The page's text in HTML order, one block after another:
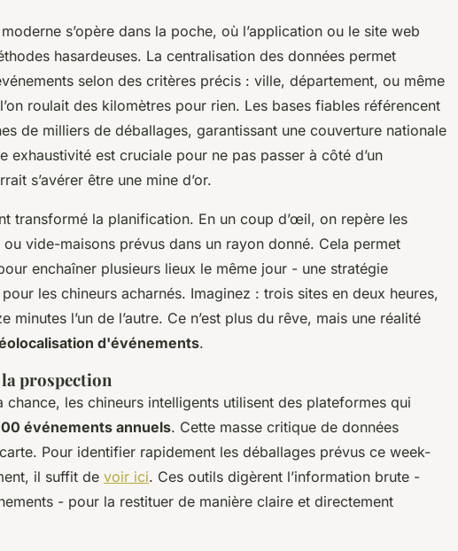
s’opère dans la poche, où l’application ou le site web
hasardeuses. La centralisation des données permet
selon des critères précis : ville, département, ou même
roulait des kilomètres pour rien. Les bases fiables référencent
de milliers de déballages, garantissant une couverture nationale
exhaustivité est cruciale pour ne pas passer à côté d’un
s’avérer être une mine d’or.
transformé la planification. En un coup d’œil, on repère les
vide-maisons prévus dans un rayon donné. Cela permet
enchaîner plusieurs lieux le même jour - une stratégie
les chineurs acharnés. Imaginez : trois sites en deux heures,
minutes l’un de l’autre. Ce n’est plus du rêve, mais une réalité
d'événements.
prospection
les chineurs intelligents utilisent des plateformes qui
événements annuels. Cette masse critique de données
Pour identifier rapidement les déballages prévus ce week-
il suffit de voir ici. Ces outils digèrent l’information brute -
- pour la restituer de manière claire et directement